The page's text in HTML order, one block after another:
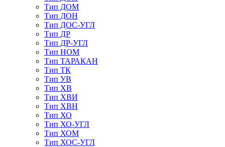
Тип ДОМ
Тип ДОН
Тип ДОС-УГЛ
Тип ДР
Тип ДР-УГЛ
Тип НОМ
Тип ТАРАКАН
Тип ТК
Тип УВ
Тип ХВ
Тип ХВИ
Тип ХВН
Тип ХО
Тип ХО-УГЛ
Тип ХОМ
Тип ХОС-УГЛ